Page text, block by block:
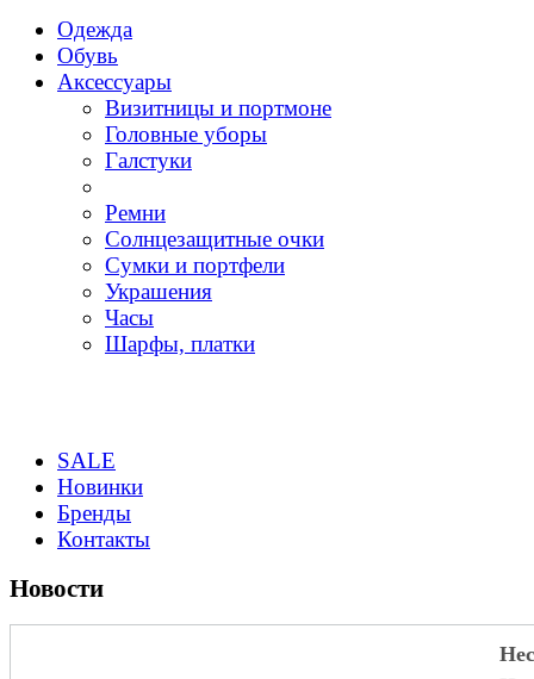
Одежда
Обувь
Аксессуары
Визитницы и портмоне
Головные уборы
Галстуки
Ремни
Солнцезащитные очки
Сумки и портфели
Украшения
Часы
Шарфы, платки
SALE
Новинки
Бренды
Контакты
Новости